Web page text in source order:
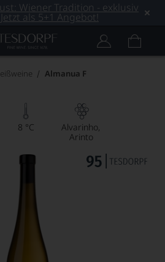
Wiener Tradition - exklusiv
als 5+1 Angebot!
Almanua F
8 °C
Alvarinho
Arinto